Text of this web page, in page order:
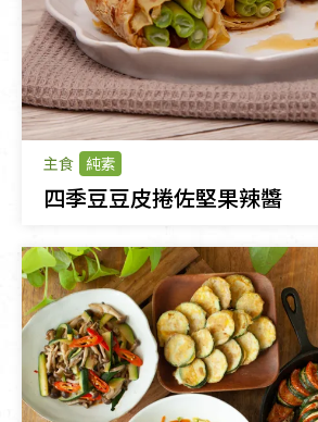
主食 純素
四季豆豆皮捲佐堅果辣醬